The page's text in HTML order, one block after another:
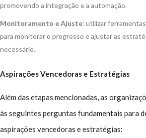
promovendo a integração e a automação.
Monitoramento e Ajuste: utilizar
para monitorar o progresso e ajustar as
necessário.
Aspirações Vencedoras e Estratégias
Além das etapas mencionadas, as
às seguintes perguntas fundamentais para
aspirações vencedoras e estratégias: